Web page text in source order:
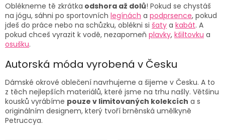
Oblékneme tě zkrátka odshora až dolů! Pokud se chystáš
na jógu, sáhni po sportovních legínách a podprsence, pokud
jdeš do práce nebo na schůzku, oblékni si šaty a kabát. A
pokud chceš vyrazit k vodě, nezapomeň plavky, kšiltovku a
osušku.
Autorská móda vyrobená v Česku
Dámské okrové oblečení navrhujeme a šijeme v Česku. A to
z těch nejlepších materiálů, které jsme na trhu našly. Většinu
kousků vyrábíme pouze v limitovaných kolekcích a s
originálním designem, který tvoří brněnská umělkyně
Petruccya.